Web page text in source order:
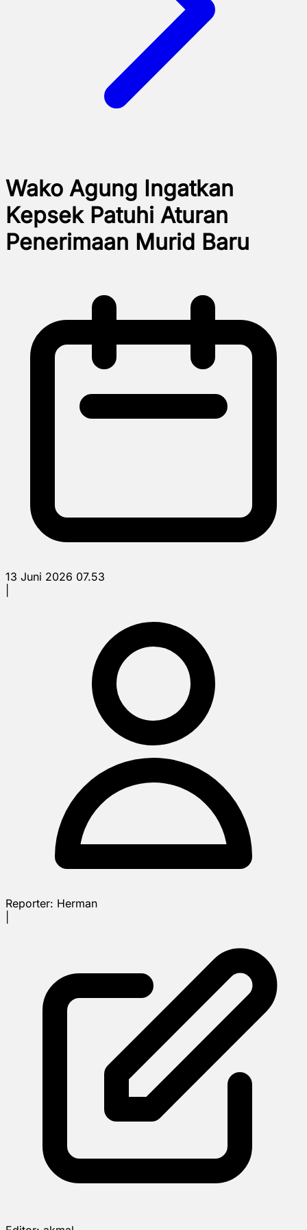
Wako Agung Ingatkan
Kepsek Patuhi Aturan
Penerimaan Murid Baru
13 Juni 2026 07.53
Reporter: Herman